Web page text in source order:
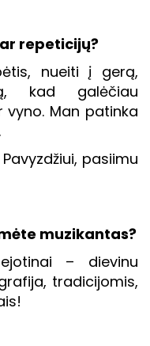
repeticijų?
nueiti į gerą,
kad galėčiau
Man patinka
pasiimu
muzikantas?
– dievinu
tradicijomis,